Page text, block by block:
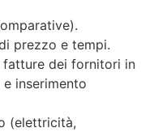
prezzo e tempi.
fatture dei fornitori in
inserimento
(elettricità,